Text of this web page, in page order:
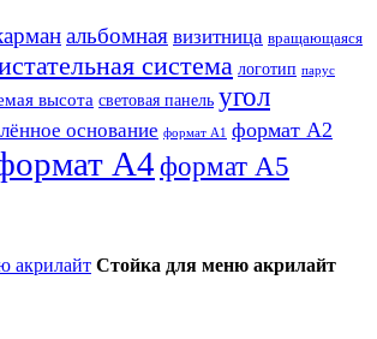
альбомная визитница вращающаяся
система логотип парус
высота световая панель угол
основание формат А1 формат А2
А4формат А5
Стойка для меню акрилайт